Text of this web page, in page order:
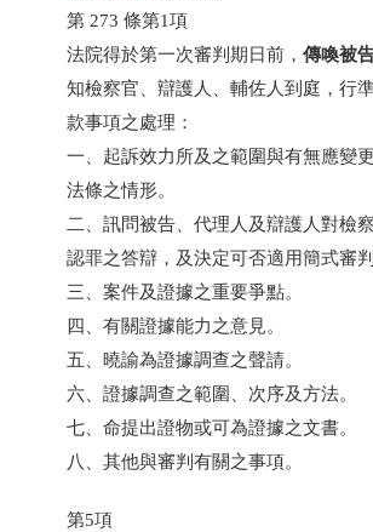
第 273 條第1項
法院得於第一次審判期日前， 傳喚被
知檢察官、辯護人、輔佐人到庭，行
款事項之處理：
一、起訴效力所及之範圍與有無應變
法條之情形。
二、訊問被告、代理人及辯護人對檢
認罪之答辯，及決定可否適用簡式審
三、案件及證據之重要爭點。
四、有關證據能力之意見。
五、曉諭為證據調查之聲請。
六、證據調查之範圍、次序及方法。
七、命提出證物或可為證據之文書。
八、其他與審判有關之事項。
第5項